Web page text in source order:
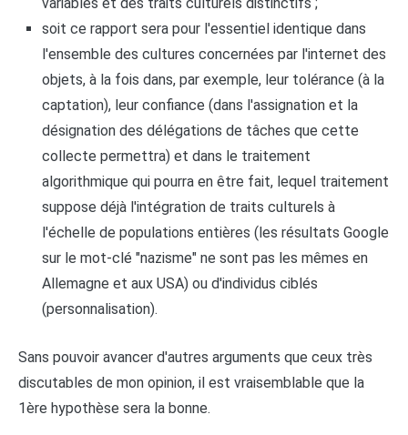
soit ce rapport sera pour l'essentiel identique dans
l'ensemble des cultures concernées par l'internet des
objets, à la fois dans, par exemple, leur tolérance (à la
captation), leur confiance (dans l'assignation et la
désignation des délégations de tâches que cette
collecte permettra) et dans le traitement
algorithmique qui pourra en être fait, lequel traitement
suppose déjà l'intégration de traits culturels à
l'échelle de populations entières (les résultats Google
sur le mot-clé "nazisme" ne sont pas les mêmes en
Allemagne et aux USA) ou d'individus ciblés
(personnalisation).
Sans pouvoir avancer d'autres arguments que ceux très
discutables de mon opinion, il est vraisemblable que la
1ère hypothèse sera la bonne.